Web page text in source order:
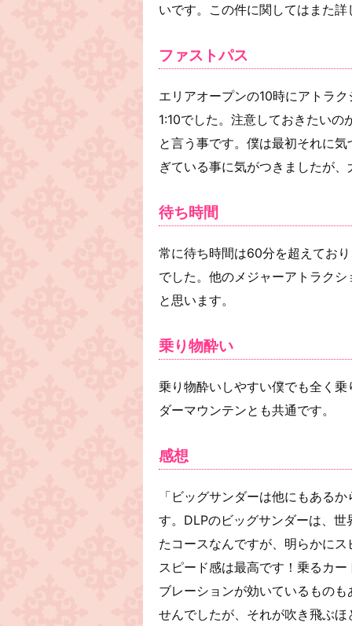
いです。この件に関してはまた
ファストパス
エリアオープンの10時にアトラ
1:10でした。注意しておきたい
と言う事です。僕は最初それに
ぎている事に気がつきましたが
待ち時間
常に待ち時間は60分を超えてお
でした。他のメジャーアトラク
と思います。
乗り物酔い
乗り物酔いしやすい僕でも全く
ダーマウンテンとも共通です。
感想
「ビッグサンダーは他にもある
す。DLPのビッグサンダーは、
たコースなんですが、明らかに
スピード感は最高です！乗るカ
ブレーションが効いているもの
せんでしたが、それが吹き飛ぶ